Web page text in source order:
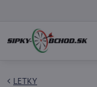
LETKY